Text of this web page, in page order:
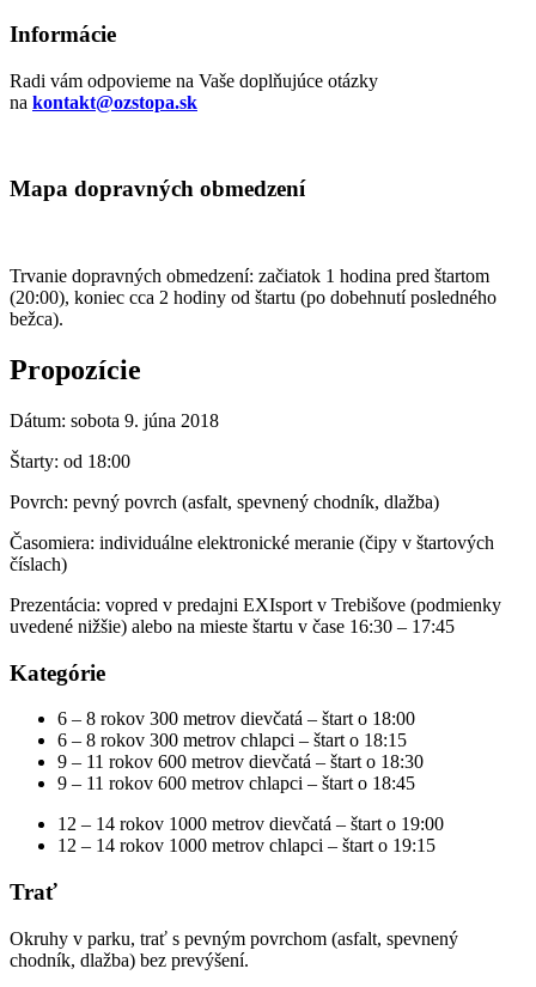
Informácie
Radi vám odpovieme na Vaše doplňujúce otázky
na kontakt@ozstopa.sk
Mapa dopravných obmedzení
Trvanie dopravných obmedzení: začiatok 1 hodina pred štartom
(20:00), koniec cca 2 hodiny od štartu (po dobehnutí posledného
bežca).
Propozície
Dátum: sobota 9. júna 2018
Štarty: od 18:00
Povrch: pevný povrch (asfalt, spevnený chodník, dlažba)
Časomiera: individuálne elektronické meranie (čipy v štartových
číslach)
Prezentácia: vopred v predajni EXIsport v Trebišove (podmienky
uvedené nižšie) alebo na mieste štartu v čase 16:30 – 17:45
Kategórie
6 – 8 rokov 300 metrov dievčatá – štart o 18:00
6 – 8 rokov 300 metrov chlapci – štart o 18:15
9 – 11 rokov 600 metrov dievčatá – štart o 18:30
9 – 11 rokov 600 metrov chlapci – štart o 18:45
12 – 14 rokov 1000 metrov dievčatá – štart o 19:00
12 – 14 rokov 1000 metrov chlapci – štart o 19:15
Trať
Okruhy v parku, trať s pevným povrchom (asfalt, spevnený
chodník, dlažba) bez prevýšení.